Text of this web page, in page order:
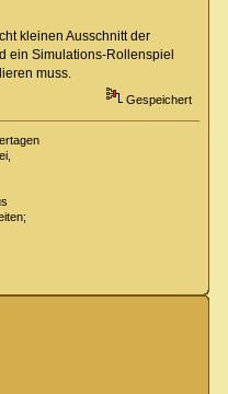
kleinen Ausschnitt der
ein Simulations-Rollenspiel
muss.
Gespeichert